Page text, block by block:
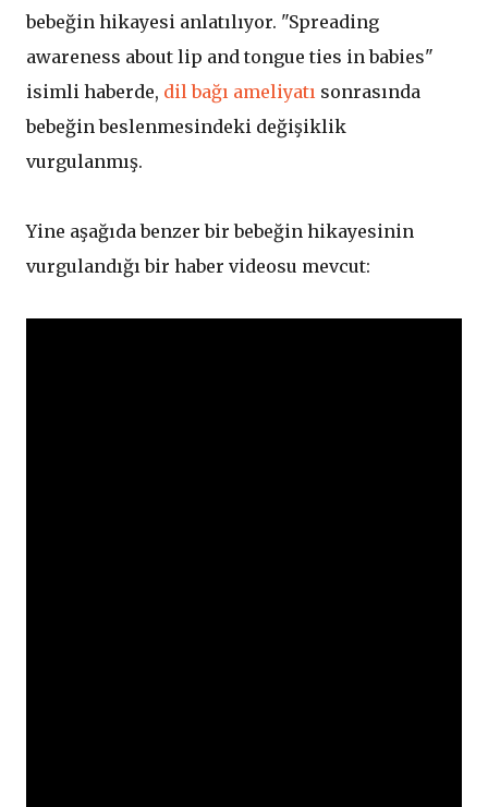
bebeğin hikayesi anlatılıyor. "Spreading
awareness about lip and tongue ties in babies"
isimli haberde, dil bağı ameliyatı sonrasında
bebeğin beslenmesindeki değişiklik
vurgulanmış.
Yine aşağıda benzer bir bebeğin hikayesinin
vurgulandığı bir haber videosu mevcut: